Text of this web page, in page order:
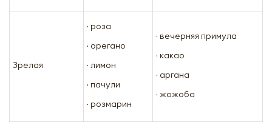
Зрелая
· роза
· орегано
· лимон
· пачули
· розмарин
· вечерняя примула
· какао
· аргана
· жожоба